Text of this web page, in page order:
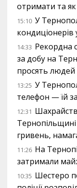
отримати та
15:10 У
14:33 Рекордна
за добу на
просять людей
13:25 У
телефон — їй
12:31
гривень,
11:26 На
затримали
10:35 Шестеро